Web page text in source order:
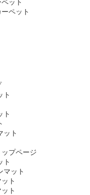
ット
ペット
ト
ト
ット
プページ
ト
マット
ト
ト